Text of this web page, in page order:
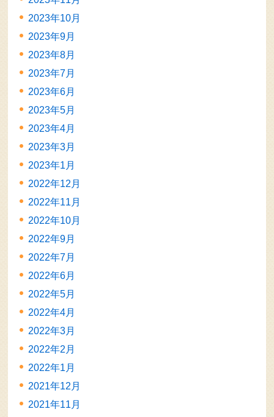
2023年10月
2023年9月
2023年8月
2023年7月
2023年6月
2023年5月
2023年4月
2023年3月
2023年1月
2022年12月
2022年11月
2022年10月
2022年9月
2022年7月
2022年6月
2022年5月
2022年4月
2022年3月
2022年2月
2022年1月
2021年12月
2021年11月